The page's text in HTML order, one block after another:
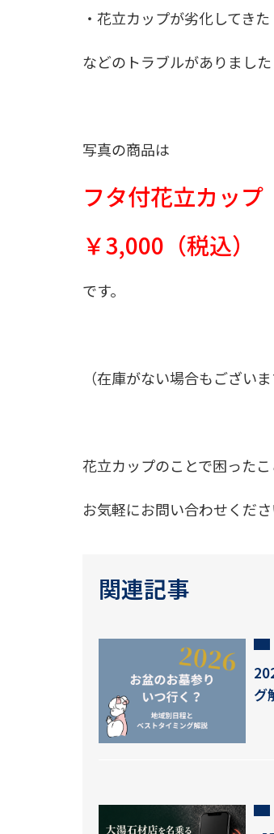
・花立カップが劣化してきた
などのトラブルがありまし
写真の商品は
フタ付花立カッ
￥3,000（税込）
です。
（在庫がない場合もござい
花立カップのことで困った
お気軽にお問い合わせくださ
関連記事
グ